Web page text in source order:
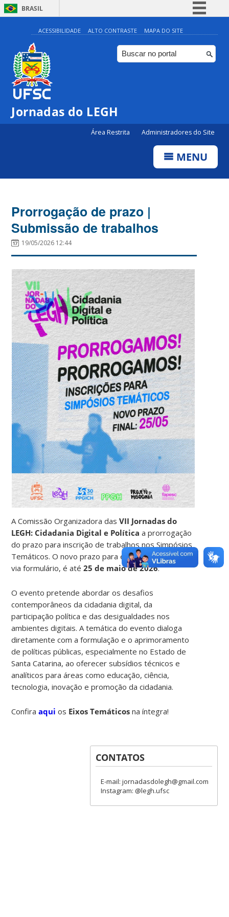
BRASIL
Simplifique!
Comunica BR
Participe
ACESSIBILIDADE ALTO CONTRASTE MAPA DO SITE
Jornadas do LEGH
Área Restrita Administradores do Site
MENU
Prorrogação de prazo |
Submissão de trabalhos
19/05/2026 12:44
A Comissão Organizadora dasVII Jornadas do
LEGH: Cidadania Digital e Política a prorrogação
do prazo para inscrição de trabalhos nos Simpósios
Temáticos. O novo prazo para envio de resumos,
via formulário, é até 25 de maio de 2026.
O evento pretende abordar os desafios
contemporâneos da cidadania digital, da
participação política e das desigualdades nos
ambientes digitais. A temática do evento dialoga
diretamente com a formulação e o aprimoramento
de políticas públicas, especialmente no Estado de
Santa Catarina, ao oferecer subsídios técnicos e
analíticos para áreas como educação, ciência,
tecnologia, inovação e promoção da cidadania.
Confiraaqui os Eixos Temáticos na íntegra!
CONTATOS
E-mail: jornadasdolegh@gmail.com
Instagram: @legh.ufsc